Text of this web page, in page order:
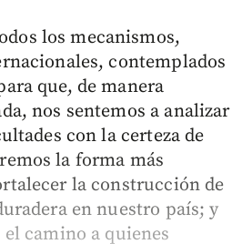
los mecanismos,
contemplados
que, de manera
nos sentemos a analizar
con la certeza de
la forma más
la construcción de
en nuestro país; y
camino a quienes